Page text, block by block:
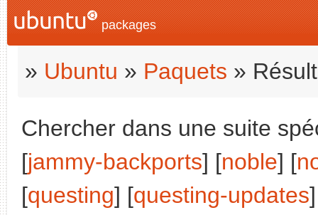
packages
» Ubuntu » Paquets »
Chercher dans une suite
[jammy-backports] [noble] [
[questing] [questing-updates